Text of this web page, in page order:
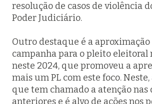
resolução de casos de violência
Poder Judiciário.
Outro destaque é a
campanha para o pleito
neste 2024, que promoveu a
mais um PL com este foco.
que tem chamado a atenção nas
anteriores e é alvo de ações nos